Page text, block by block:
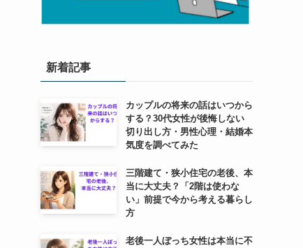
新着記事
カップルの将来の話はいつから
する？30代女性が後悔しない
切り出し方・男性心理・結婚本
気度を調べてみた
三階建て・狭小住宅の老後、本
当に大丈夫？「2階は使わな
い」前提で今から考える暮らし
方
老後一人ぼっち女性は本当に不